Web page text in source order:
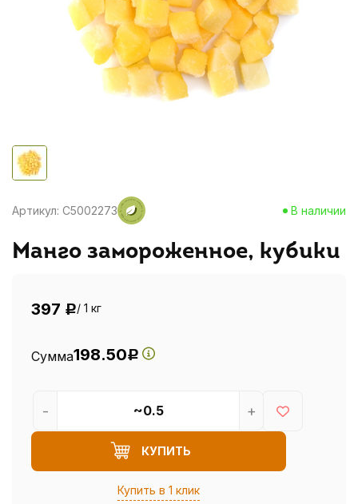
Артикул: C5002273 В наличии
Манго замороженное, кубики
397 Р/ 1 кг
Сумма198.50Р
КУПИТЬ
Купить в 1 клик
- +